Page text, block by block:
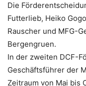
Die
Futterlieb, Heiko
Rauscher und MFG-
Bergengruen.
In der zweiten DCF-
Geschäftsführer der
Zeitraum von Mai bis